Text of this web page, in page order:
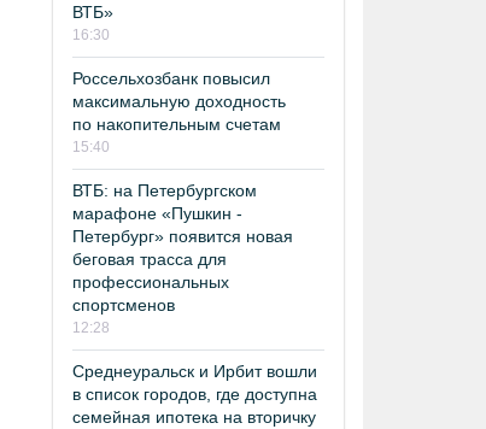
ВТБ»
16:30
Россельхозбанк повысил
максимальную доходность
по накопительным счетам
15:40
ВТБ: на Петербургском
марафоне «Пушкин -
Петербург» появится новая
беговая трасса для
профессиональных
спортсменов
12:28
Среднеуральск и Ирбит вошли
в список городов, где доступна
семейная ипотека на вторичку